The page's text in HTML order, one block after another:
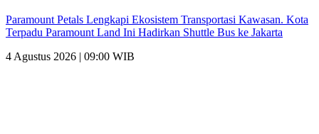
Paramount Petals Lengkapi Ekosistem Transportasi Kawasan. Kota
Terpadu Paramount Land Ini Hadirkan Shuttle Bus ke Jakarta
4 Agustus 2026 | 09:00 WIB